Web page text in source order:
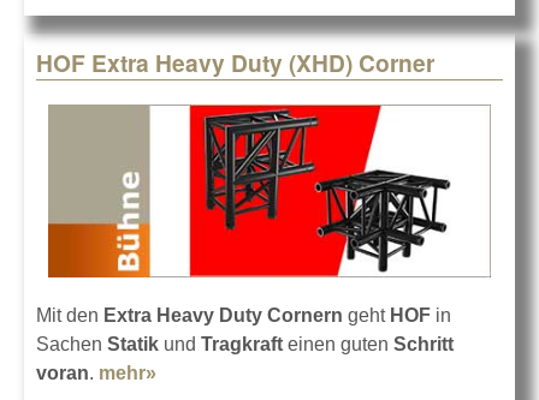
HOF Extra Heavy Duty (XHD) Corner
Mit den Extra Heavy Duty Cornern geht HOF in
Sachen Statik und Tragkraft einen guten Schritt
voran. mehr»